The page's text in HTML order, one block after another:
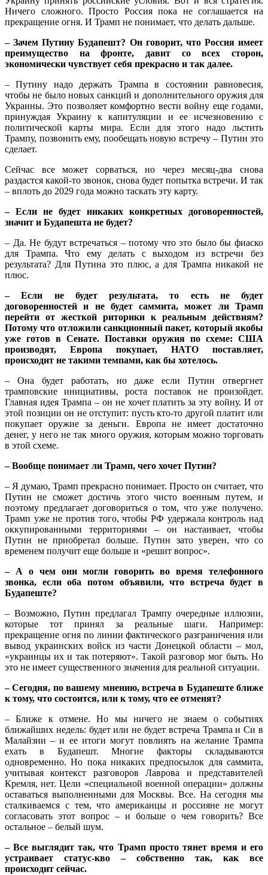
Ничего сложного. Просто Россия пока не соглашается на
прекращение огня. И Трамп не понимает, что делать дальше.
– Зачем Путину Будапешт? Он говорит, что Россия имеет
преимущество на фронте, давит со всех сторон,
экономически чувствует себя прекрасно и так далее.
– Путину надо держать Трампа в состоянии равновесия,
чтобы не было новых санкций и дополнительного оружия для
Украины. Это позволяет комфортно вести войну еще годами,
принуждая Украину к капитуляции и ее исчезновению с
политической карты мира. Если для этого надо льстить
Трампу, позвонить ему, пообещать новую встречу – Путин это
сделает.
Сейчас все может сорваться, но через месяц-два снова
раздастся какой-то звонок, снова будет попытка встречи. И так
– вплоть до 2029 года можно таскать эту карту.
– Если не будет никаких конкретных договоренностей,
значит и Будапешта не будет?
– Да. Не будут встречаться – потому что это было бы фиаско
для Трампа. Что ему делать с выходом из встречи без
результата? Для Путина это плюс, а для Трампа никакой не
плюс.
– Если не будет результата, то есть не будет
договоренностей и не будет саммита, может ли Трамп
перейти от жесткой риторики к реальным действиям?
Потому что отложили санкционный пакет, который якобы
уже готов в Сенате. Поставки оружия по схеме: США
производят, Европа покупает, НАТО поставляет,
происходит не такими темпами, как бы хотелось.
– Она будет работать, но даже если Путин отвергнет
трамповские инициативы, роста поставок не произойдет.
Главная идея Трампа – он не хочет платить за эту войну. И от
этой позиции он не отступит: пусть кто-то другой платит или
покупает оружие за деньги. Европа не имеет достаточно
денег, у него не так много оружия, которым можно торговать
в этой схеме.
– Вообще понимает ли Трамп, чего хочет Путин?
– Я думаю, Трамп прекрасно понимает. Просто он считает, что
Путин не сможет достичь этого чисто военным путем, и
поэтому предлагает договориться о том, что уже получено.
Трамп уже не против того, чтобы РФ удержала контроль над
оккупированными территориями – он настаивает, чтобы
Путин не приобретал больше. Путин зато уверен, что со
временем получит еще больше и «решит вопрос».
– А о чем они могли говорить во время телефонного
звонка, если оба потом объявили, что встреча будет в
Будапеште?
– Возможно, Путин предлагал Трампу очередные иллюзии,
которые тот принял за реальные шаги. Например:
прекращение огня по линии фактического разграничения или
вывод украинских войск из части Донецкой области – мол,
«украинцы их и так потеряют». Такой разговор мог быть. Но
это не имеет существенного значения для реальной ситуации.
– Сегодня, по вашему мнению, встреча в Будапеште ближе
к тому, что состоится, или к тому, что ее отменят?
– Ближе к отмене. Но мы ничего не знаем о событиях
ближайших недель: будет или не будет встреча Трампа и Си в
Малайзии – и ее итоги могут повлиять на желание Трампа
ехать в Будапешт. Многие факторы складываются
одновременно. Но пока никаких предпосылок для саммита,
учитывая контекст разговоров Лаврова и представителей
Кремля, нет. Цели «специальной военной операции» должны
оставаться выполненными для Москвы. Все. На сегодня мы
сталкиваемся с тем, что американцы и россияне не могут
согласовать этот вопрос – и больше о чем говорить? Все
остальное – белый шум.
– Все выглядит так, что Трамп просто тянет время и его
устраивает статус-кво – собственно так, как все
происходит сейчас.